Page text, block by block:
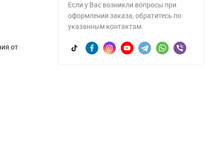
от
Если у Вас возникли вопросы при
оформлении заказа, обратитесь по
указанным контактам.